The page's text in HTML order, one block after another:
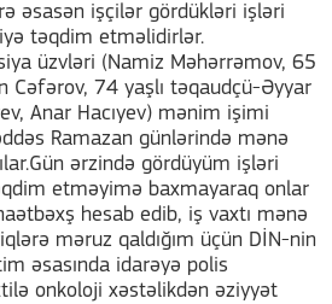
əsasən işçilər gördükləri işləri
təqdim etməlidirlər.
üzvləri (Namiz Məhərrəmov, 65
Cəfərov, 74 yaşlı təqaudçü-Əyyar
Anar Hacıyev) mənim işimi
Ramazan günlərində mənə
ərzində gördüyüm işləri
etməyimə baxmayaraq onlar
hesab edib, iş vaxtı mənə
məruz qaldığım üçün DİN-nin
əsasında idarəyə polis
onkoloji xəstəlikdən əziyyət